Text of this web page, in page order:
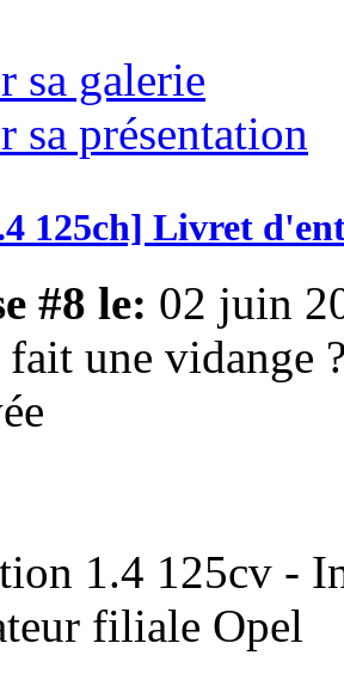
125ch] Livret
#8 le: 02 juin
fait une vidange
1.4 125cv -
filiale Opel